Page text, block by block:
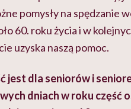
pomysły na spędzanie
60. roku życia i w
uzyska naszą pomoc.
jest dla seniorów i
dniach w roku część